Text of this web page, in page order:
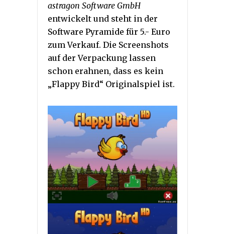
astragon Software GmbH
entwickelt und steht in der
Software Pyramide für 5.- Euro
zum Verkauf. Die Screenshots
auf der Verpackung lassen
schon erahnen, dass es kein
„Flappy Bird“ Originalspiel ist.